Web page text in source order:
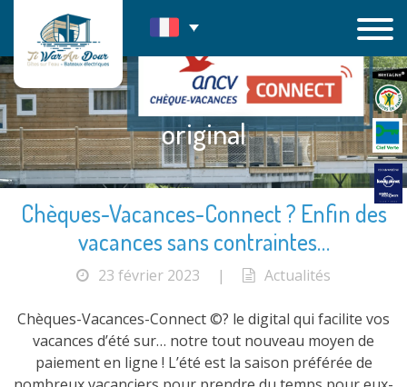
contenu
original
Chèques-Vacances-Connect ? Enfin des
vacances sans contraintes…
23 février 2023 | Actualités
Chèques-Vacances-Connect ©? le digital qui facilite vos
vacances d’été sur… notre tout nouveau moyen de
paiement en ligne ! L’été est la saison préférée de